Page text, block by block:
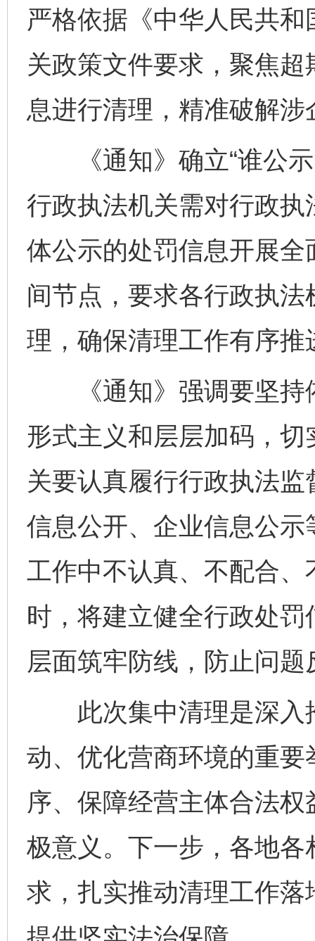
严格依据《中华人民共
关政策文件要求，聚焦
息进行清理，精准破解
《通知》确立“谁公示
行政执法机关需对行政
体公示的处罚信息开展
间节点，要求各行政执
理，确保清理工作有序推
《通知》强调要坚持
形式主义和层层加码，
关要认真履行行政执法
信息公开、企业信息公
工作中不认真、不配合
时，将建立健全行政处
层面筑牢防线，防止问题
此次集中清理是深入
动、优化营商环境的重
序、保障经营主体合法
极意义。下一步，各地
求，扎实推动清理工作